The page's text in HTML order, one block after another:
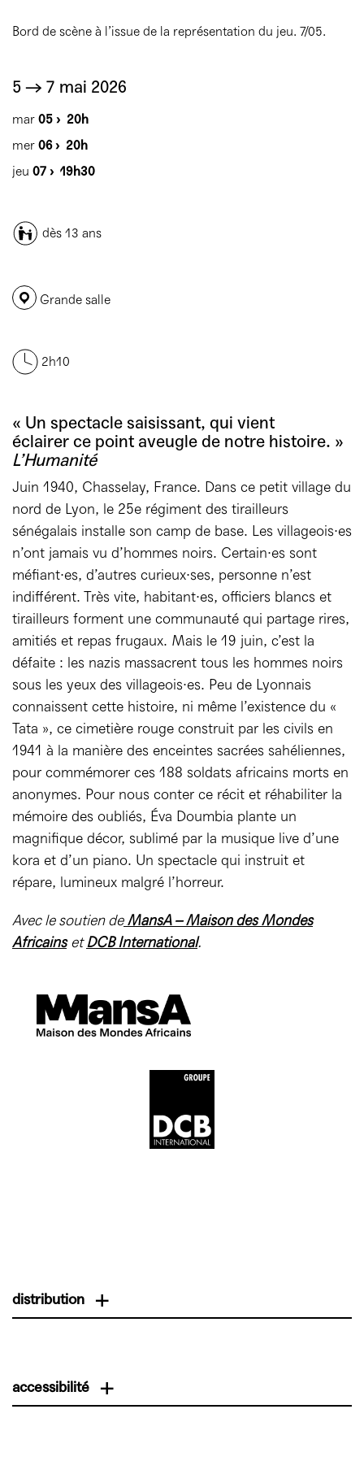
Bord de scène à l’issue de la représentation du jeu. 7/05.
5 → 7 mai 2026
mar 05 › 20h
mer 06 › 20h
jeu 07 › 19h30
dès 13 ans
Grande salle
2h10
« Un spectacle saisissant, qui vient
éclairer ce point aveugle de notre histoire. »
L’Humanité
Juin 1940, Chasselay, France. Dans ce petit village du
nord de Lyon, le 25e régiment des tirailleurs
sénégalais installe son camp de base. Les villageois·es
n’ont jamais vu d’hommes noirs. Certain·es sont
méfiant·es, d’autres curieux·ses, personne n’est
indifférent. Très vite, habitant·es, officiers blancs et
tirailleurs forment une communauté qui partage rires,
amitiés et repas frugaux. Mais le 19 juin, c’est la
défaite : les nazis massacrent tous les hommes noirs
sous les yeux des villageois·es. Peu de Lyonnais
connaissent cette histoire, ni même l’existence du «
Tata », ce cimetière rouge construit par les civils en
1941 à la manière des enceintes sacrées sahéliennes,
pour commémorer ces 188 soldats africains morts en
anonymes. Pour nous conter ce récit et réhabiliter la
mémoire des oubliés, Éva Doumbia plante un
magnifique décor, sublimé par la musique live d’une
kora et d’un piano. Un spectacle qui instruit et
répare, lumineux malgré l’horreur.
Avec le soutien deMansA – Maison des Mondes
Africains etDCB International.
distribution
MISE EN SCÈNE Éva Doumbia assistée de Sophie
accessibilité